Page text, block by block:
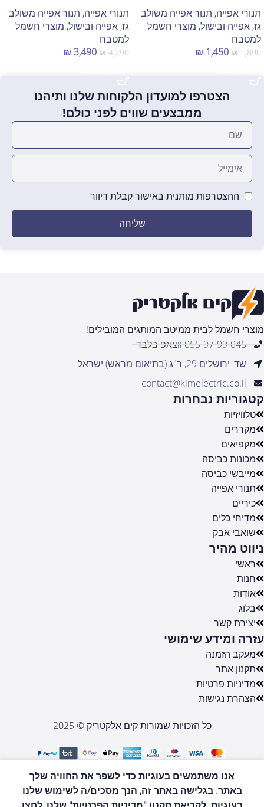
תנורי אפייה, תנור אפייה משולב
גז, אפייה ובישול, מוצרי חשמל
למטבח
₪1,890
₪ 1,450
תנורי אפייה, תנור אפייה משולב
גז, אפייה ובישול, מוצרי חשמל
למטבח
₪4,290
₪ 3,490
הצטרפו למועדון הלקוחות שלנו ותיהנו
ממבצעים שווים לפני כולם!
ההצטרפות מותנית באישור קבלת דיוור
שליחה
מוצרי חשמל לבית ממיטב המותגים המובילים!
055-97-99-045 ווצאפ בלבד
שד' ירושלים 29, ר"ג (בתיאום מראש) ישראל
contact@kimelectric.co.il
קטגוריות נבחרות
טלוויזיות
מקררים
מקפיאים
מכונות כביסה
מייבשי כביסה
תנורי אפייה
כיריים
מדיחי כלים
שואבי אבק
ניווט מהיר
ראשי
חנות
אודות
בלוג
יצירת קשר
עזרה ומידע שימושי
מעקב הזמנה
תקנון אתר
מדיניות פרטיות
הצהרת נגישות
כל הזכויות שמורות קים אלקטריק © 2025
אנו משתמשים בעוגיות כדי לשפר את החוויה שלך
באתר. בגלישה באתר זה, הנך מסכים/ה לשימוש שלנו
מסחטת
פירות
קשים
₪899
הוספה לסל
0